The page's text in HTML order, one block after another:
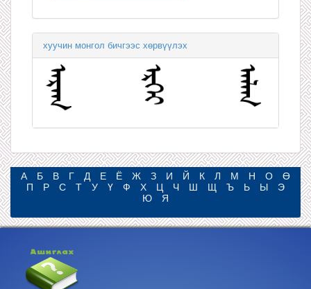
хуучин монгол бичгээс хөрвүүлэх
А Б В Г Д Е Ё Ж З И Й К Л М Н О
Ө
П
Р С Т У Ү Ф Х Ц Ч Ш Щ Ъ Ь Ы
Э
Ю
Я